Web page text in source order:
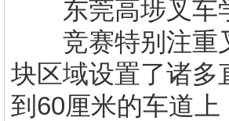
东莞高埗叉车
竞赛特别注重叉
块区域设置了诸多
到60厘米的车道